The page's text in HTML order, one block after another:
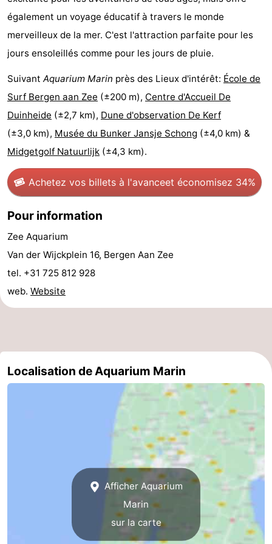
manger
Pratiques
Route
-
Stationnement
Adresses
Médicales
Région
Hollande-
Septentrionale
-
Nature
Duinen
-
aan
Bergen
-
duinreservaat
Wijk
-
également un voyage éducatif à travers le monde
merveilleux de la mer. C'est l'attraction parfaite pour les
jours ensoleillés comme pour les jours de pluie.
Suivant Aquarium Marin près des Lieux d'intérêt: École de
Surf Bergen aan Zee (±200 m), Centre d'Accueil De
Duinheide (±2,7 km), Dune d'observation De Kerf
(±3,0 km), Musée du Bunker Jansje Schong (±4,0 km) &
Midgetgolf Natuurlijk (±4,3 km).
Achetez vos billets à l'avanceet économisez 34%
Pour information
Zee Aquarium
Van der Wijckplein 16, Bergen Aan Zee
tel. +31 725 812 928
web. Website
Localisation de Aquarium Marin
Afficher Aquarium
Marin
sur la carte